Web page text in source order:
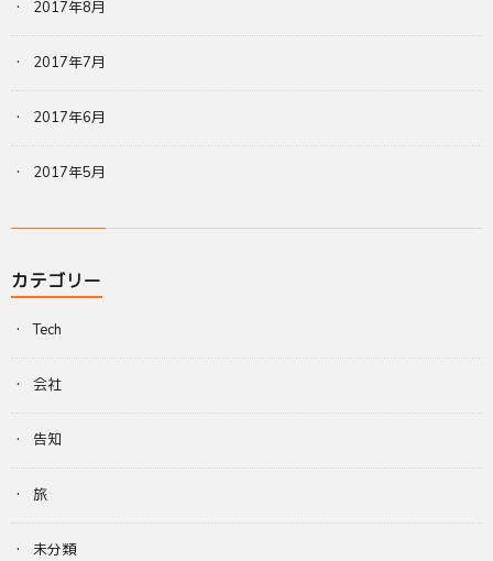
2017年8月
2017年7月
2017年6月
2017年5月
カテゴリー
Tech
会社
告知
旅
未分類